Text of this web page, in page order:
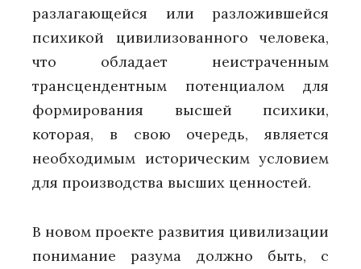
разлагающейся или разложившейся
психикой цивилизованного человека,
что обладает неистраченным
трансцендентным потенциалом для
формирования высшей психики,
которая, в свою очередь, является
необходимым историческим условием
для производства высших ценностей.
В новом проекте развития цивилизации
понимание разума должно быть, с